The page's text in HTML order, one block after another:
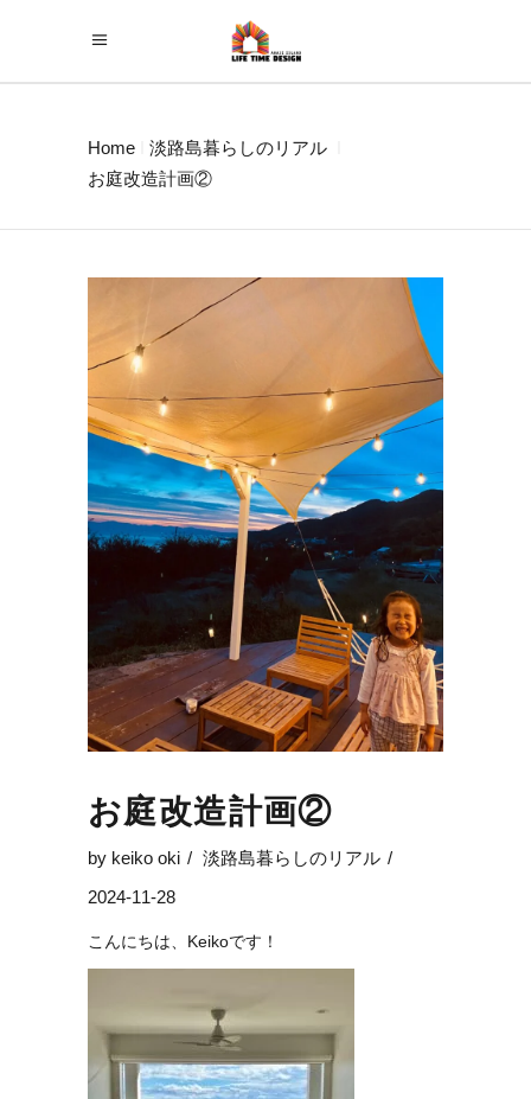
Home
淡路島暮らしのリアル
お庭改造計画②
お庭改造計画②
by keiko oki
淡路島暮らしのリアル
2024-11-28
こんにちは、Keikoです！